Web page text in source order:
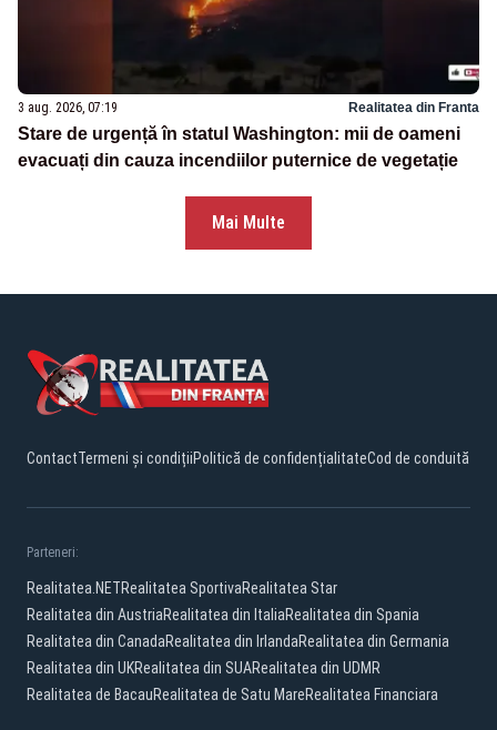
3 aug. 2026, 07:19 Realitatea din Franta
Stare de urgență în statul Washington: mii de oameni
evacuați din cauza incendiilor puternice de vegetație
Mai Multe
ContactTermeni și condițiiPolitică de confidențialitateCod de conduită
Parteneri:
Realitatea.NETRealitatea SportivaRealitatea Star
Realitatea din AustriaRealitatea din ItaliaRealitatea din Spania
Realitatea din CanadaRealitatea din IrlandaRealitatea din Germania
Realitatea din UKRealitatea din SUARealitatea din UDMR
Realitatea de BacauRealitatea de Satu MareRealitatea Financiara